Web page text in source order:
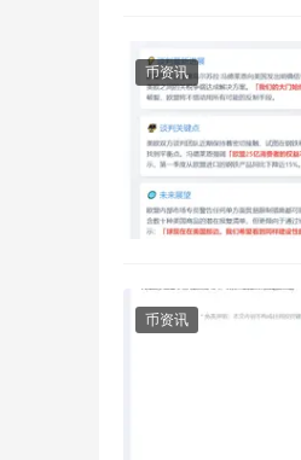
币资讯
币资讯